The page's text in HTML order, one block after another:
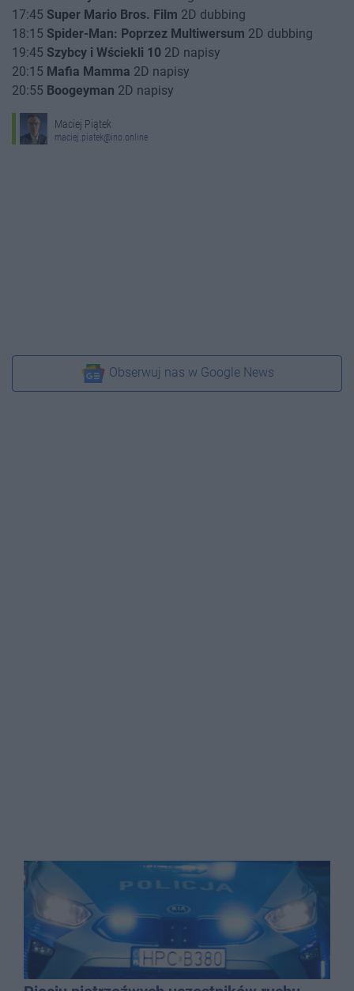
17:45 Super Mario Bros. Film 2D dubbing
18:15 Spider-Man: Poprzez Multiwersum 2D dubbing
19:45 Szybcy i Wściekli 10 2D napisy
20:15 Mafia Mamma 2D napisy
20:55 Boogeyman 2D napisy
Maciej Piątek
maciej.piatek@ino.online
Obserwuj nas w Google News